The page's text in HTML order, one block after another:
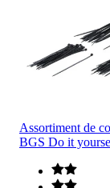
Assortiment de
BGS Do it